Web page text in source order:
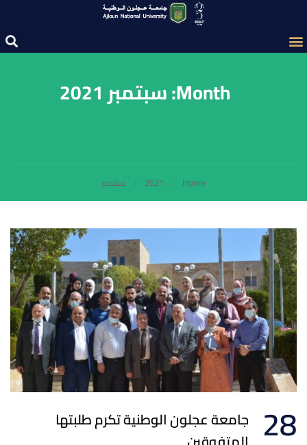
Month: سبتمبر 2021
Home
2021 سبتمبر
28
جامعة عجلون الوطنية تكرم طلبتها